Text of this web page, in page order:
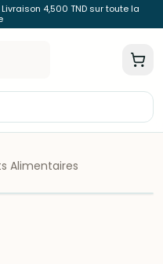
4,500 TND sur toute la
Alimentaires